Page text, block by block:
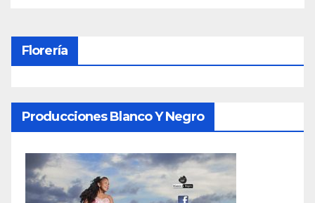
Florería
Producciones Blanco Y Negro